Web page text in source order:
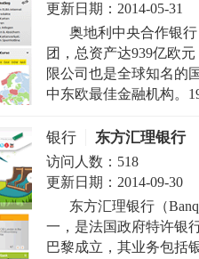
更新日期： 2014-05-31
奥地利中央合作银
团，总资产达939亿欧
限公司也是全球知名的
中东欧最佳金融机构。
银行 东方汇理银行
访问人数： 518
更新日期： 2014-09-30
东方汇理银行（
一，是法国政府特许银
巴黎成立，其业务包括